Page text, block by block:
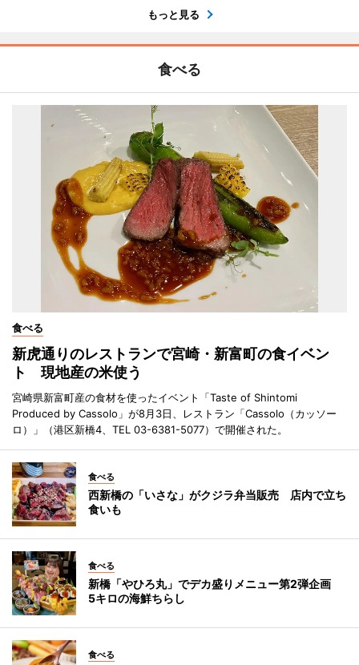
もっと見る
食べる
食べる
新虎通りのレストランで宮崎・新富町の食イベン
ト 現地産の米使う
宮崎県新富町産の食材を使ったイベント「Taste of Shintomi
Produced by Cassolo」が8月3日、レストラン「Cassolo（カッソー
ロ）」（港区新橋4、TEL 03-6381-5077）で開催された。
食べる
西新橋の「いさな」がクジラ弁当販売 店内で立ち
食いも
食べる
新橋「やひろ丸」でデカ盛りメニュー第2弾企画
5キロの海鮮ちらし
食べる